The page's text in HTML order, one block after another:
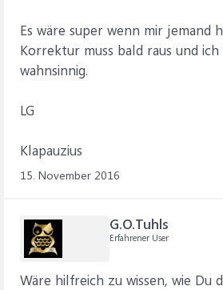
Es wäre super wenn mir jemand
Korrektur muss bald raus und ich
wahnsinnig.
LG
Klapauzius
15. November 2016
G.O.Tuhls
Erfahrener User
Wäre hilfreich zu wissen, wie Du